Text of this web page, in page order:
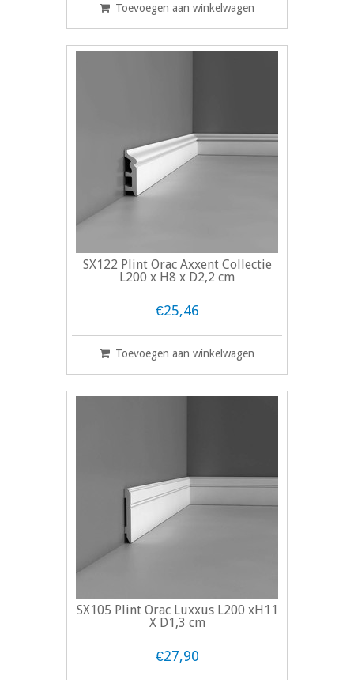
Toevoegen aan winkelwagen
SX122 Plint Orac Axxent Collectie
L200 x H8 x D2,2 cm
€25,46
Toevoegen aan winkelwagen
SX105 Plint Orac Luxxus L200 xH11
X D1,3 cm
€27,90